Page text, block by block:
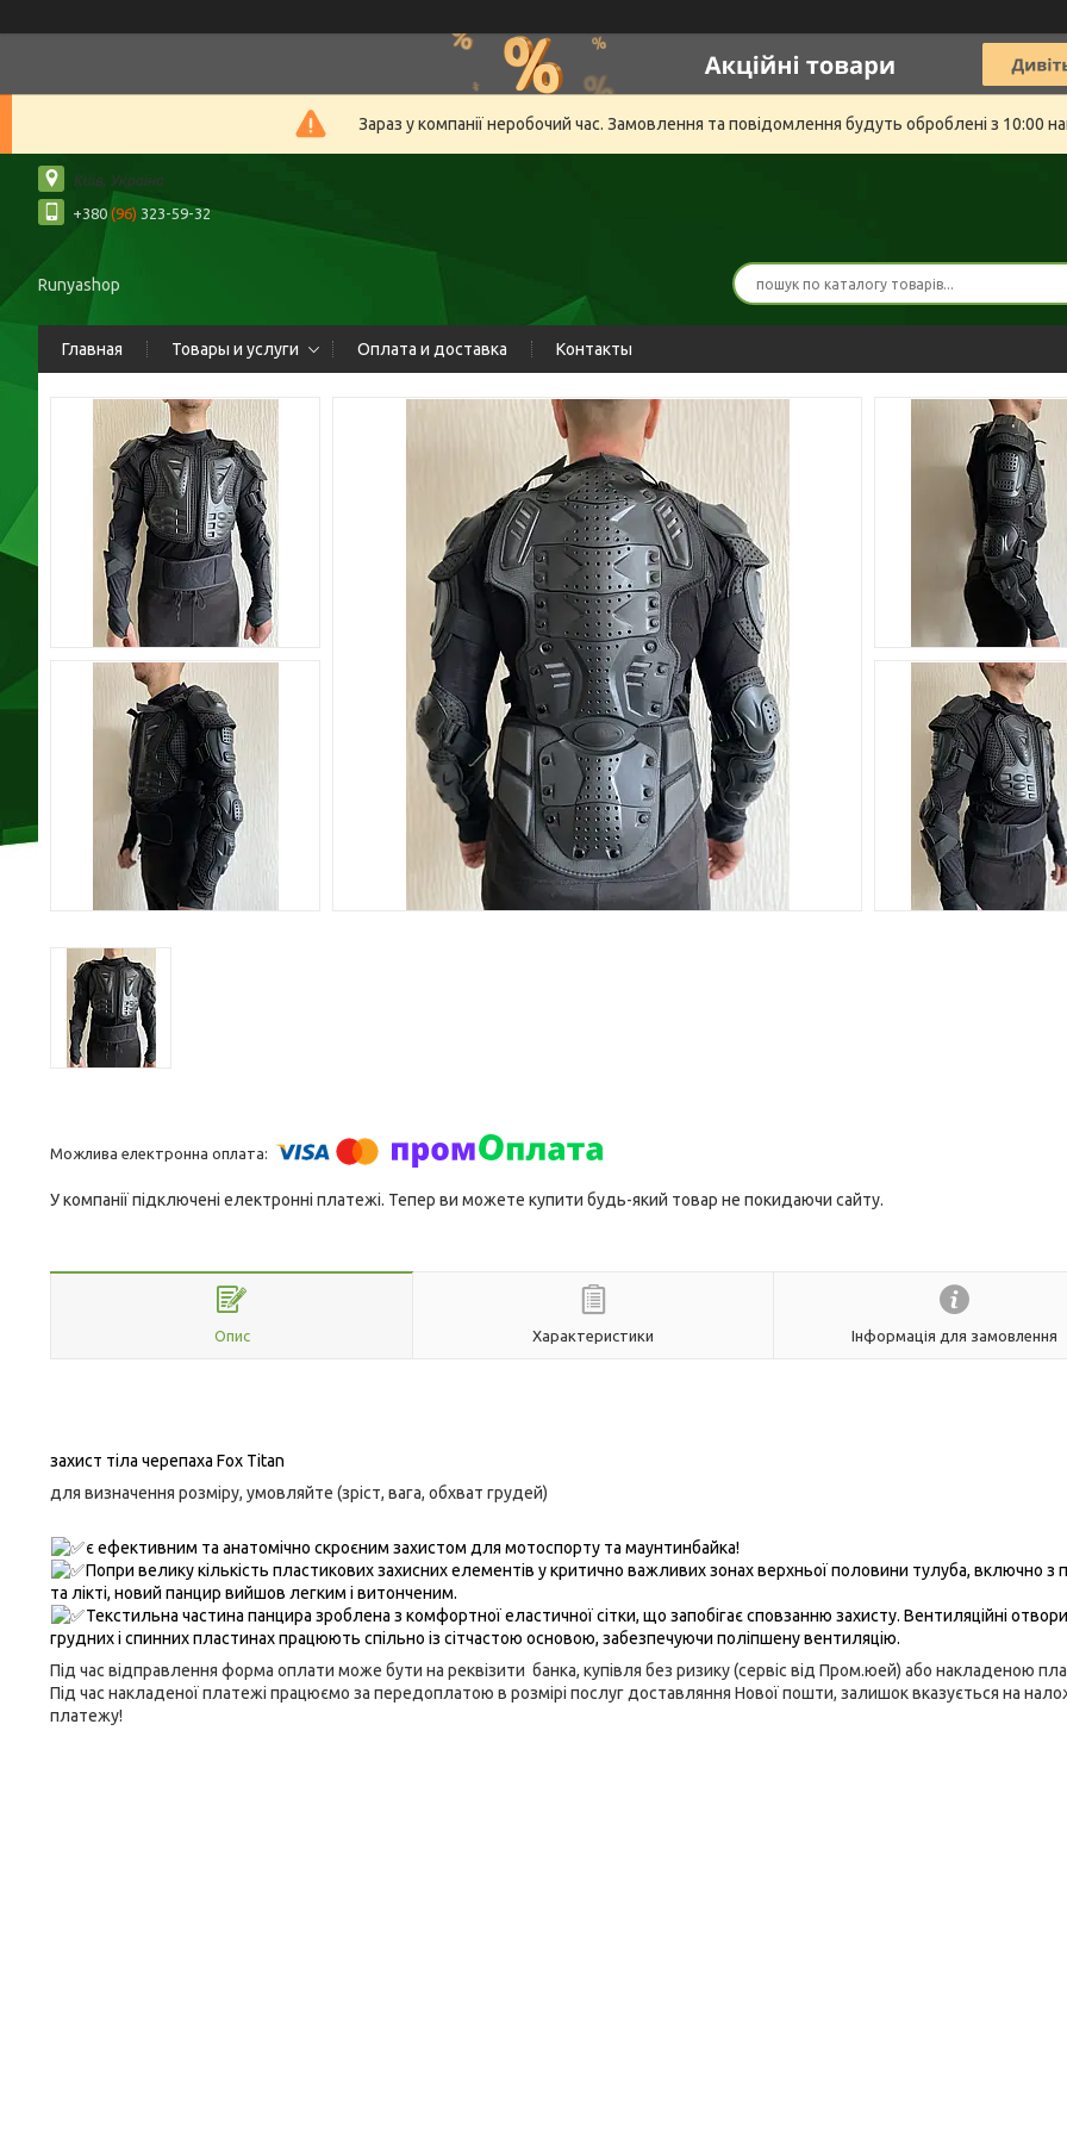
Зараз у компанії неробочий час. Замовлення та повідомлення будуть оброблені з 10:00
Київ, Україна
+380(96) 323-59-32
Runyashop
Главная Товары и услуги Оплата и доставка Контакты
У компанії підключені електронні платежі. Тепер ви можете купити будь-який товар не покидаючи сайту.
Опис Характеристики Інформація для замовлення
захист тіла черепаха Fox Titan
для визначення розміру, умовляйте (зріст, вага, обхват грудей)
є ефективним та анатомічно скроєним захистом для мотоспорту та маунтинбайка!
Попри велику кількість пластикових захисних елементів у критично важливих зонах верхньої половини тулуба, включно з
та лікті, новий панцир вийшов легким і витонченим.
Текстильна частина панцира зроблена з комфортної еластичної сітки, що запобігає сповзанню захисту. Вентиляційні
грудних і спинних пластинах працюють спільно із сітчастою основою, забезпечуючи поліпшену вентиляцію.
Під час відправлення форма оплати може бути на реквізити банка, купівля без ризику (сервіс від Пром.юей) або накладеною
Під час накладеної платежі працюємо за передоплатою в розмірі послуг доставляння Нової пошти, залишок вказується на
платежу!